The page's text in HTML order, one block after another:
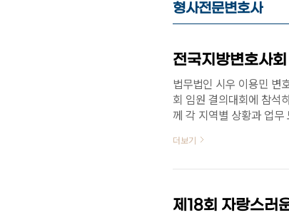
형사전문변호사
법무법인 시우 이용민 변
회 임원 결의대회에 참석
께 각 지역별 상황과 업
더보기